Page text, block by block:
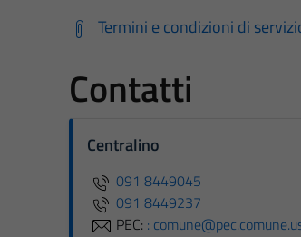
Termini e condizioni di
Contatti
Centralino
091 8449045
091 8449237
PEC: :